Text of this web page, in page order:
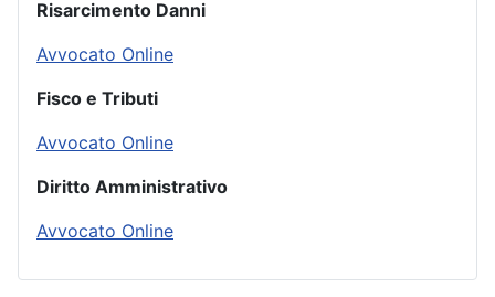
Risarcimento Danni
Avvocato Online
Fisco e Tributi
Avvocato Online
Diritto Amministrativo
Avvocato Online